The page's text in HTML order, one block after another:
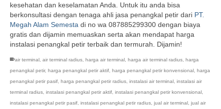
kesehatan dan keselamatan Anda. Untuk itu anda bisa
berkonsultasi dengan tenaga ahli jasa penangkal petir dari PT.
Megah Alam Semesta di no wa 087885299300 dengan biaya
gratis dan dijamin memuaskan serta akan mendapat harga
instalasi penangkal petir terbaik dan termurah. Dijamin!
air terminal air terminal radius harga air terminal harga air terminal radius harga
penangkal petir, harga penangkal petir aktif harga penangkal petir konvensional harga
penangkal petir pasif harga penangkal petir radius instalasi air terminal instalasi air
terminal radius instalasi penangkal petir aktif instalasi penangkal petir konvensional
instalasi penangkal petir pasif instalasi penangkal petir radius jual air terminal jual air